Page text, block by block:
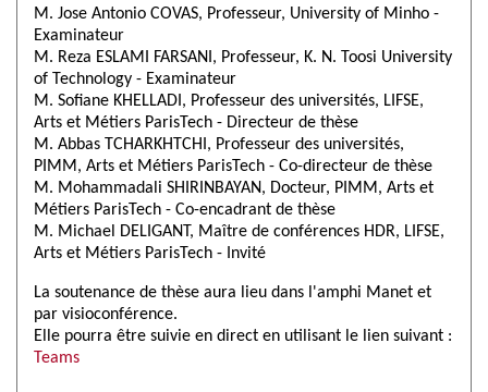
M. Jose Antonio COVAS, Professeur, University of Minho -
Examinateur
M. Reza ESLAMI FARSANI, Professeur, K. N. Toosi University
of Technology - Examinateur
M. Sofiane KHELLADI, Professeur des universités, LIFSE,
Arts et Métiers ParisTech - Directeur de thèse
M. Abbas TCHARKHTCHI, Professeur des universités,
PIMM, Arts et Métiers ParisTech - Co-directeur de thèse
M. Mohammadali SHIRINBAYAN, Docteur, PIMM, Arts et
Métiers ParisTech - Co-encadrant de thèse
M. Michael DELIGANT, Maître de conférences HDR, LIFSE,
Arts et Métiers ParisTech - Invité
La soutenance de thèse aura lieu dans l'amphi Manet et
par visioconférence.
Elle pourra être suivie en direct en utilisant le lien suivant :
Teams